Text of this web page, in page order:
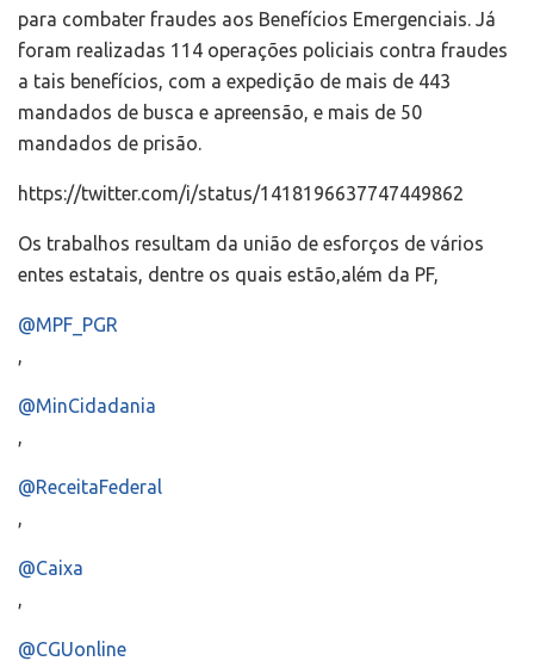
para combater fraudes aos Benefícios Emergenciais. Já
foram realizadas 114 operações policiais contra fraudes
a tais benefícios, com a expedição de mais de 443
mandados de busca e apreensão, e mais de 50
mandados de prisão.
https://twitter.com/i/status/1418196637747449862
Os trabalhos resultam da união de esforços de vários
entes estatais, dentre os quais estão,além da PF,
@MPF_PGR
,
@MinCidadania
,
@ReceitaFederal
,
@Caixa
,
@CGUonline